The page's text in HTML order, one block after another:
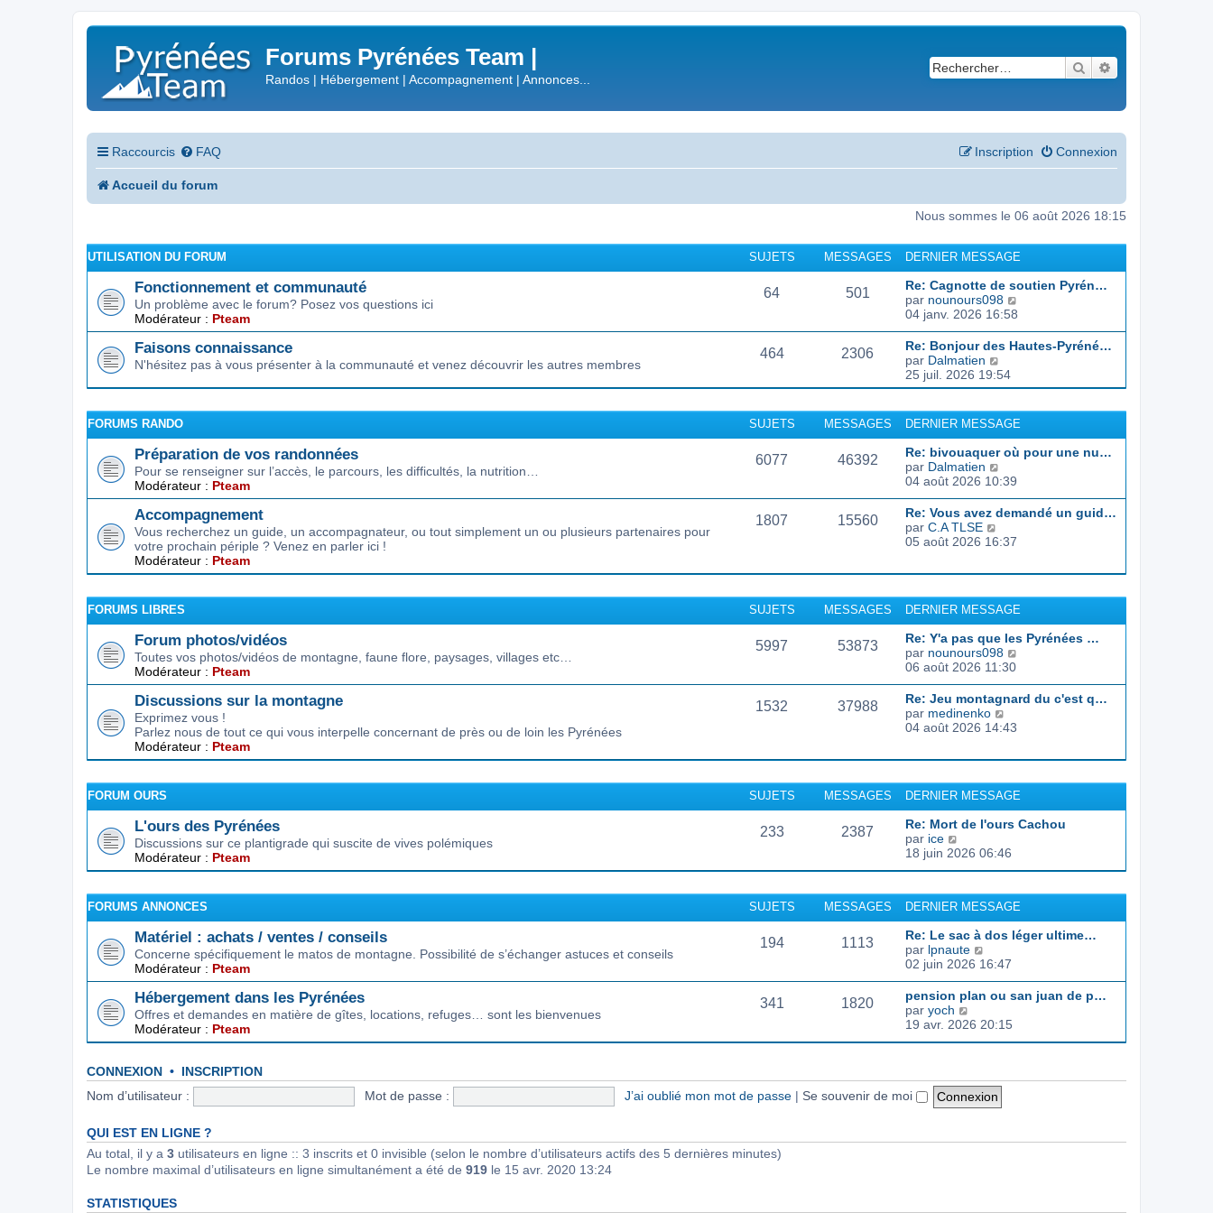
Forums Pyrénées Team |
Randos | Hébergement | Accompagnement | Annonces...
Rechercher
Raccourcis FAQ Connexion
Inscription
Accueil du forum
Nous sommes le 06 août 2026 18:15
UTILISATION DU FORUM SUJETS MESSAGES DERNIER MESSAGE
Fonctionnement et communauté
Un problème avec le forum? Posez vos questions ici
Modérateur : Pteam
64 501
Re: Cagnotte de soutien Pyrén…
par nounours098
s
t
r
l
e
d
n
i
e
s
a
e
04 janv. 2026 16:58
Faisons connaissance
N'hésitez pas à vous présenter à la communauté et venez découvrir les autres membres
464 2306
Re: Bonjour des Hautes-Pyréné…
par Dalmatien
o
n
u
l
e
r
l
e
d
r
i
r
e
s
s
e
25 juil. 2026 19:54
FORUMS RANDO SUJETS MESSAGES DERNIER MESSAGE
Préparation de vos randonnées
Pour se renseigner sur l’accès, le parcours, les difficultés, la nutrition…
Modérateur : Pteam
6077 46392
Re: bivouaquer où pour une nu…
par Dalmatien
o
s
l
l
e
d
e
r
n
i
e
r
m
a
g
e
04 août 2026 10:39
Accompagnement
Vous recherchez un guide, un accompagnateur, ou tout simplement un ou plusieurs partenaires pour
votre prochain périple ? Venez en parler ici !
Modérateur : Pteam
1807 15560
Re: Vous avez demandé un guid…
par C.A TLSE
o
l
t
e
r
l
e
d
e
r
n
e
m
e
s
s
g
e
05 août 2026 16:37
FORUMS LIBRES SUJETS MESSAGES DERNIER MESSAGE
Forum photos/vidéos
Toutes vos photos/vidéos de montagne, faune flore, paysages, villages etc…
Modérateur : Pteam
5997 53873
Re: Y'a pas que les Pyrénées …
par nounours098
s
l
e
d
e
i
r
m
e
s
g
e
06 août 2026 11:30
Discussions sur la montagne
Exprimez vous !
Parlez nous de tout ce qui vous interpelle concernant de près ou de loin les Pyrénées
Modérateur : Pteam
1532 37988
Re: Jeu montagnard du c'est q…
par medinenko
o
l
t
e
r
e
d
r
n
e
r
m
e
s
a
g
04 août 2026 14:43
FORUM OURS SUJETS MESSAGES DERNIER MESSAGE
L'ours des Pyrénées
Discussions sur ce plantigrade qui suscite de vives polémiques
Modérateur : Pteam
233 2387
Re: Mort de l'ours Cachou
par ice
o
u
t
e
r
l
e
d
e
r
n
r
m
e
s
18 juin 2026 06:46
FORUMS ANNONCES SUJETS MESSAGES DERNIER MESSAGE
Matériel : achats / ventes / conseils
Concerne spécifiquement le matos de montagne. Possibilité de s’échanger astuces et conseils
Modérateur : Pteam
194 1113
Re: Le sac à dos léger ultime…
par lpnaute
o
s
l
l
e
d
02 juin 2026 16:47
Hébergement dans les Pyrénées
Offres et demandes en matière de gîtes, locations, refuges… sont les bienvenues
Modérateur : Pteam
341 1820
pension plan ou san juan de p…
par yoch
o
l
t
e
l
19 avr. 2026 20:15
CONNEXION • INSCRIPTION
Nom d’utilisateur : Mot de passe : J’ai oublié mon mot de passe | Se souvenir de moi
QUI EST EN LIGNE ?
Au total, il y a 3 utilisateurs en ligne :: 3 inscrits et 0 invisible (selon le nombre d’utilisateurs actifs des 5 dernières minutes)
Le nombre maximal d’utilisateurs en ligne simultanément a été de 919 le 15 avr. 2020 13:24
STATISTIQUES